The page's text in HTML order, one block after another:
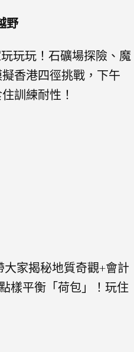
野
玩玩！石礦場探險、魔
香港四徑挑戰，下午
訓練耐性！
大家揭秘地質奇觀+會計
樣平衡「荷包」！玩住